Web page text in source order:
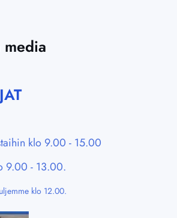
media
klo 9.00 - 15.00
9.00 - 13.00.
klo 12.00.